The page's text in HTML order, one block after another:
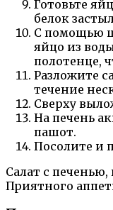
Готовьте
белок
С помощью
яйцо из
полотенце,
Разложите
течение
Сверху
На печень
пашот.
Посолите и
Салат с
Приятного